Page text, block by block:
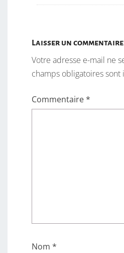
Laisser un commentaire
Votre adresse e-mail ne
champs obligatoires sont
Commentaire*
Nom *